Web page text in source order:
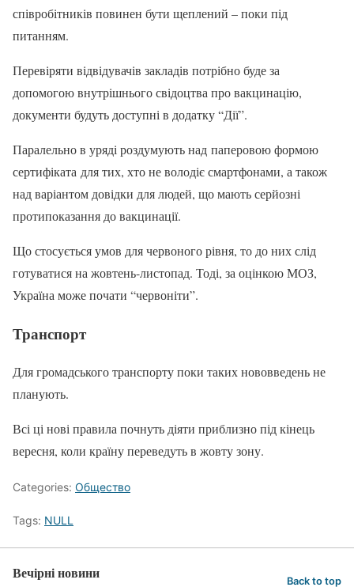
співробітників повинен бути щеплений – поки під
питанням.
Перевіряти відвідувачів закладів потрібно буде за
допомогою внутрішнього свідоцтва про вакцинацію,
документи будуть доступні в додатку “Дії”.
Паралельно в уряді роздумують над паперовою формою
сертифіката для тих, хто не володіє смартфонами, а також
над варіантом довідки для людей, що мають серйозні
протипоказання до вакцинації.
Що стосується умов для червоного рівня, то до них слід
готуватися на жовтень-листопад. Тоді, за оцінкою МОЗ,
Україна може почати “червоніти”.
Транспорт
Для громадського транспорту поки таких нововведень не
планують.
Всі ці нові правила почнуть діяти приблизно під кінець
вересня, коли країну переведуть в жовту зону.
Categories: Общество
Tags: NULL
Вечірні новини Back to top